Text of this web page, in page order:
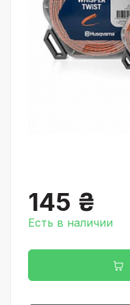
145 ₴
Есть в наличии